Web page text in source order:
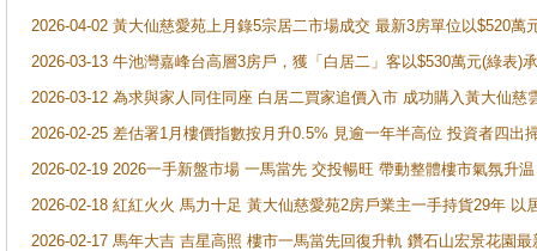
2026-04-02 黃大仙慈愛苑上月錄5宗居二市場成交 最新3房單位以$520萬
2026-03-13 牛池灣嘉峰台高層3房戶，獲「白居二」客以$530萬元(綠表)
2026-03-12 為求與家人同住同座 白居二買家追價入市 成功購入黃大仙
2026-02-25 差估署1月樓價指數按月升0.5% 見逾一年半高位 投資者四
2026-02-19 2026一手新盤市場 一馬當先 交投暢旺 帶動整體樓市氣氛升
2026-02-18 紅紅火火 馬力十足 黃大仙慈愛苑2房戶業主一手持貨29年 以
2026-02-17 馬年大吉 吉星高照 樓市一馬當先回復升軌 鑽石山宏景花園